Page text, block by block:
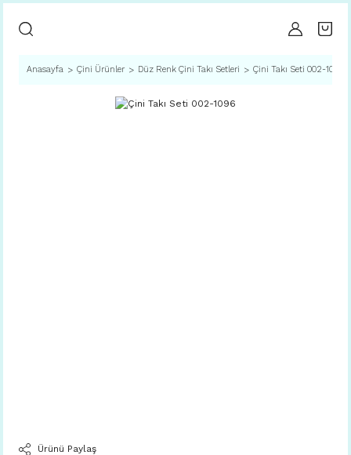
Anasayfa Çini Ürünler Düz Renk Çini Takı Setleri Çini Takı Seti 002-1096
Ürünü Paylaş